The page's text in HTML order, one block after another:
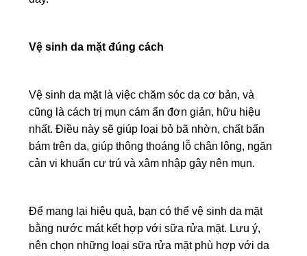
Vệ sinh da mặt đúng cách
Vệ sinh da mặt là việc chăm sóc da cơ bản, và
cũng là cách trị mụn cám ẩn đơn giản, hữu hiệu
nhất. Điều này sẽ giúp loại bỏ bã nhờn, chất bẩn
bám trên da, giúp thông thoáng lỗ chân lông, ngăn
cản vi khuẩn cư trú và xâm nhập gây nên mụn.
Để mang lại hiệu quả, bạn có thể vệ sinh da mặt
bằng nước mát kết hợp với sữa rửa mặt. Lưu ý,
nên chọn những loại sữa rửa mặt phù hợp với da